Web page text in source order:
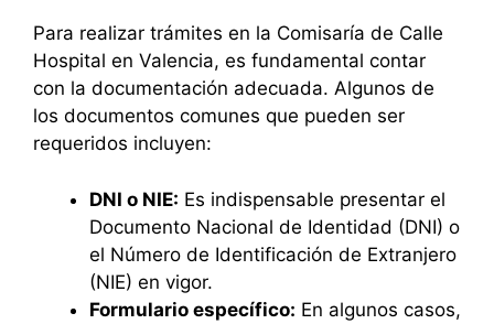
Para realizar trámites en la Comisaría de Calle
Hospital en Valencia, es fundamental contar
con la documentación adecuada. Algunos de
los documentos comunes que pueden ser
requeridos incluyen:
DNI o NIE: Es indispensable presentar el
Documento Nacional de Identidad (DNI) o
el Número de Identificación de Extranjero
(NIE) en vigor.
Formulario específico: En algunos casos,